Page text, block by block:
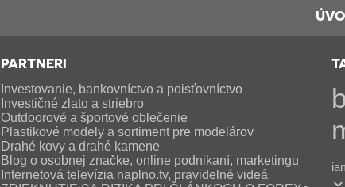
PARTNERI
Investovanie, bankovníctvo a poisťovníctvo
Investičné zlato a striebro
Outdoorové a športové oblečenie
Plastikové modely a sortiment pre modelárov
Drahé kovy a drahé kamene
Blog o osobnej značke, online podnikaní, marketingu
Internetová televízia naplno.tv, pravidelné videá